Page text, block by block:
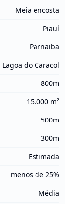
Meia encosta
Piauí
Parnaiba
Lagoa do Caracol
800m
15.000 m²
500m
300m
Estimada
menos de 25%
Média